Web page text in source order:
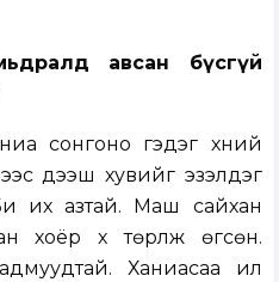
авсан бүсгүй
сонгоно гэдэг хүний
дээш хувийг эзэлдэг
их азтай. Маш сайхан
хоёр хүү төрүүлж өгсөн.
Ханиасаа илүү